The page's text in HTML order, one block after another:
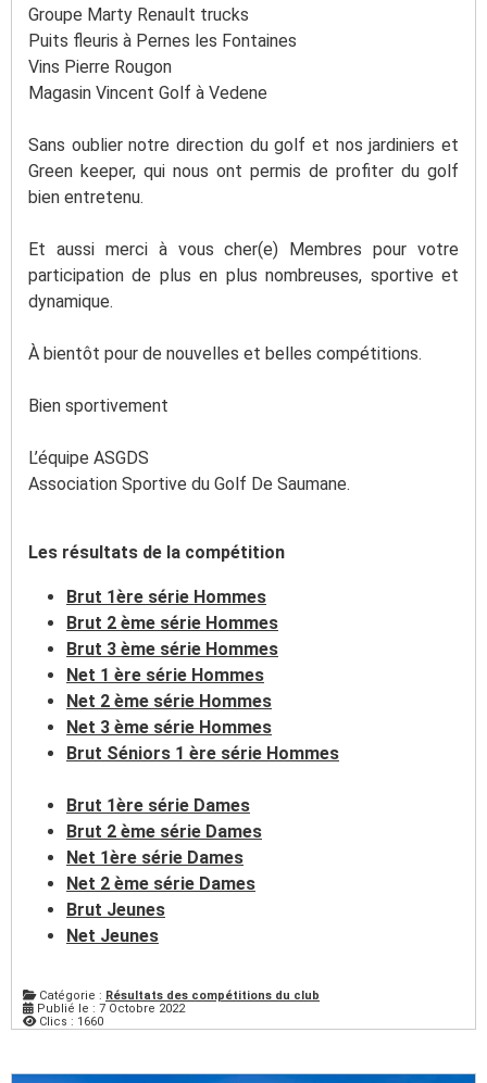
Groupe Marty Renault trucks
Puits fleuris à Pernes les Fontaines
Vins Pierre Rougon
Magasin Vincent Golf à Vedene
Sans oublier notre direction du golf et nos jardiniers et
Green keeper, qui nous ont permis de profiter du golf
bien entretenu.
Et aussi merci à vous cher(e) Membres pour votre
participation de plus en plus nombreuses, sportive et
dynamique.
À bientôt pour de nouvelles et belles compétitions.
Bien sportivement
L’équipe ASGDS
Association Sportive du Golf De Saumane.
Les résultats de la compétition
Brut 1ère série Hommes
Brut 2 ème série Hommes
Brut 3 ème série Hommes
Net 1 ère série Hommes
Net 2 ème série Hommes
Net 3 ème série Hommes
Brut Séniors 1 ère série Hommes
Brut 1ère série Dames
Brut 2 ème série Dames
Net 1ère série Dames
Net 2 ème série Dames
Brut Jeunes
Net Jeunes
Catégorie : Résultats des compétitions du club
Publié le : 7 Octobre 2022
Clics : 1660